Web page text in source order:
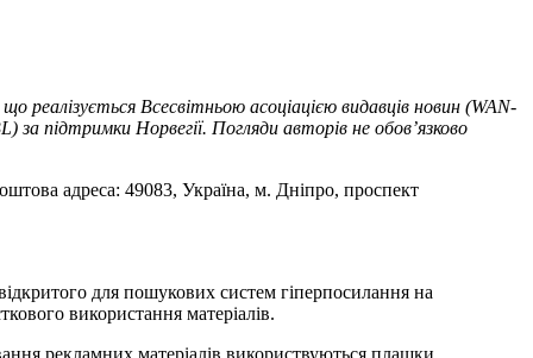
Всесвітньою асоціацією видавців новин (WAN-
підтримки Норвегії. Погляди авторів не обов’язково
адреса: 49083, Україна, м. Дніпро, проспект
для пошукових систем гіперпосилання на
використання матеріалів.